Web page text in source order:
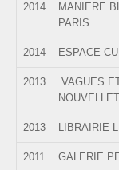
2014
MANIERE
PARIS
2014 ESPACE
2013
VAGUES
2013 LIBRAIRIE
2011 GALERIE